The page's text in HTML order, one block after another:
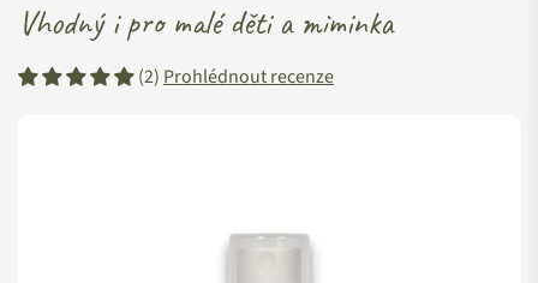
Vhodný i pro malé děti a miminka
(2) Prohlédnout recenze